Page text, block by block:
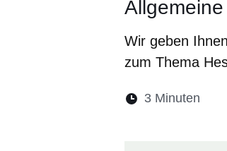
Wir geben
zum Thema
Lesedauer:
3 Minuten